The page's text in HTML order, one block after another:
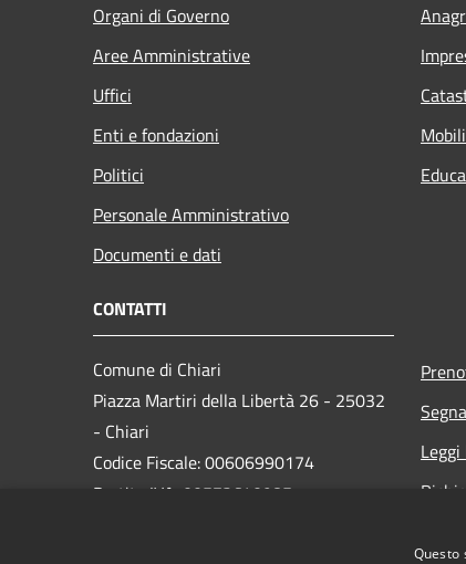
Organi di Governo
Aree Amministrative
Uffici
Enti e fondazioni
Politici
Personale Amministrativo
Documenti e dati
CONTATTI
Comune di Chiari
Piazza Martiri della Libertà 26 - 25032
- Chiari
Codice Fiscale: 00606990174
Partita IVA: 00572640985
Leggi
Questo